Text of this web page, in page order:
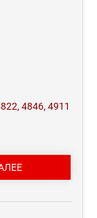
4846, 4911